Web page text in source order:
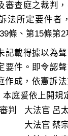
審查庭之裁判
法所定要件者
記載得據以為
要件。即令認
作成，依憲訴
庭爰依上開規
判
大法官 呂
大法官 蔡